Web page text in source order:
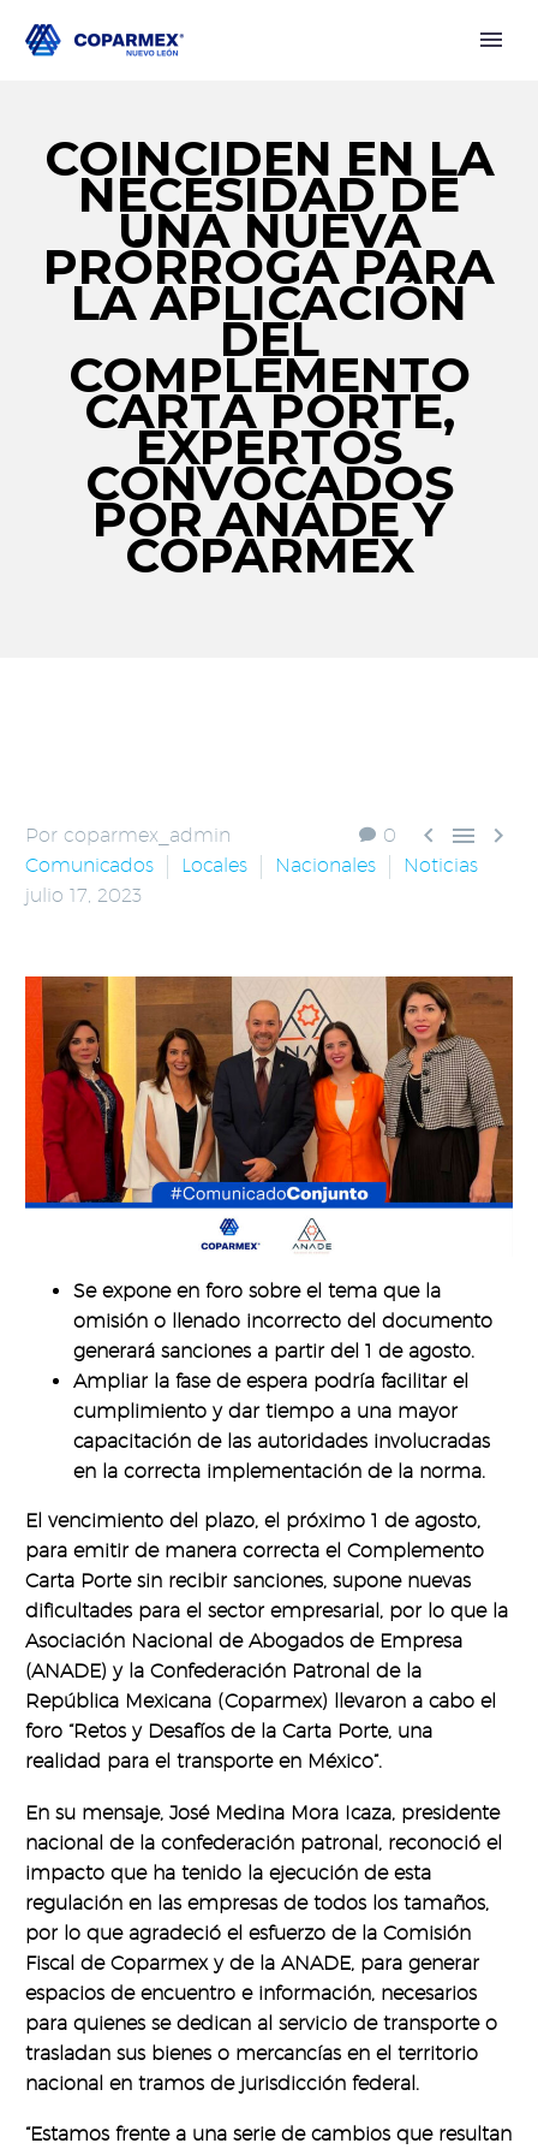
COINCIDEN EN LA
NECESIDAD DE
UNA NUEVA
PRÓRROGA PARA
LA APLICACIÓN
DEL
COMPLEMENTO
CARTA PORTE,
EXPERTOS
CONVOCADOS
POR ANADE Y
COPARMEX
0   
Por coparmex_admin
Comunicados
Locales Nacionales
Noticias
julio 17, 2023
Se expone en foro sobre el tema que la
omisión o llenado incorrecto del documento
generará sanciones a partir del 1 de agosto.
Ampliar la fase de espera podría facilitar el
cumplimiento y dar tiempo a una mayor
capacitación de las autoridades involucradas
en la correcta implementación de la norma.
El vencimiento del plazo, el próximo 1 de agosto,
para emitir de manera correcta el Complemento
Carta Porte sin recibir sanciones, supone nuevas
dificultades para el sector empresarial, por lo que la
Asociación Nacional de Abogados de Empresa
(ANADE) y la Confederación Patronal de la
República Mexicana (Coparmex) llevaron a cabo el
foro “Retos y Desafíos de la Carta Porte, una
realidad para el transporte en México”.
En su mensaje, José Medina Mora Icaza, presidente
nacional de la confederación patronal, reconoció el
impacto que ha tenido la ejecución de esta
regulación en las empresas de todos los tamaños,
por lo que agradeció el esfuerzo de la Comisión
Fiscal de Coparmex y de la ANADE, para generar
espacios de encuentro e información, necesarios
para quienes se dedican al servicio de transporte o
trasladan sus bienes o mercancías en el territorio
nacional en tramos de jurisdicción federal.
“Estamos frente a una serie de cambios que resultan